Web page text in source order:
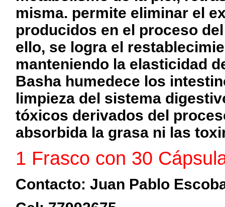
misma. permite eliminar el
producidos en el proceso
ello, se logra el
manteniendo la elasticidad
Basha humedece los
limpieza del sistema
tóxicos derivados del
absorbida la grasa ni las
1 Frasco con 30
Contacto: Juan Pablo